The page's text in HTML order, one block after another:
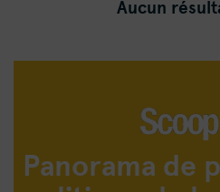
Aucun
Panorama de